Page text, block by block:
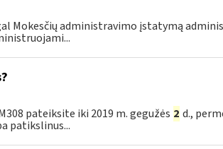
Mokesčių administravimo įstatymą
pateiksite iki 2019 m. gegužės 2 d.,
patikslinus...